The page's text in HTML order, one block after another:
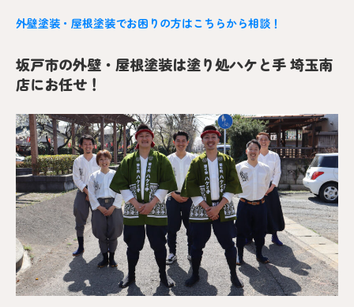
外壁塗装・屋根塗装でお困りの方はこちらから相談！
坂戸市の外壁・屋根塗装は塗り処ハケと手 埼玉南
店にお任せ！